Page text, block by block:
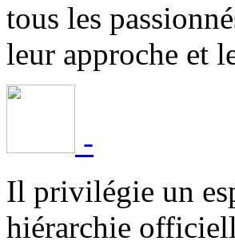
tous les
leur approche et
-
Il privilégie un
hiérarchie